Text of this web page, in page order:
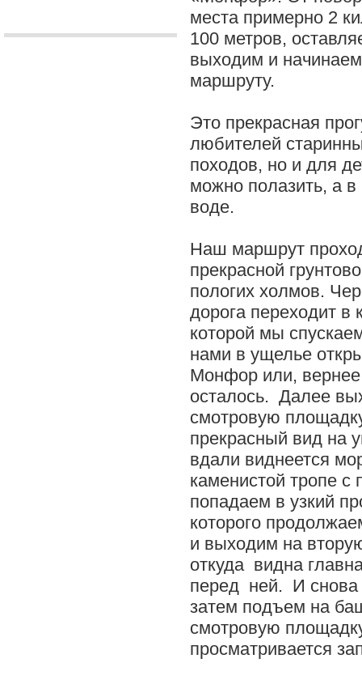
места примерно 2
100 метров,
выходим и
маршруту.
Это прекрасная
любителей
походов, но и для
можно полазить, а в
воде.
Наш маршрут
прекрасной
пологих холмов.
дорога переходит в
которой мы
нами в ущелье
Монфор или,
осталось. Далее
смотровую
прекрасный вид на
вдали виднеется
каменистой тропе с
попадаем в узкий
которого
и выходим на
откуда видна
перед ней. И снова
затем подъем на
смотровую
просматривается